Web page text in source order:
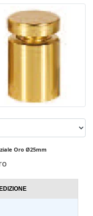
Oro Ø25mm